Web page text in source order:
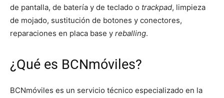
de pantalla, de batería y de teclado o trackpad, limpieza
de mojado, sustitución de botones y conectores,
reparaciones en placa base y reballing.
¿Qué es BCNmóviles?
BCNmóviles es un servicio técnico especializado en la